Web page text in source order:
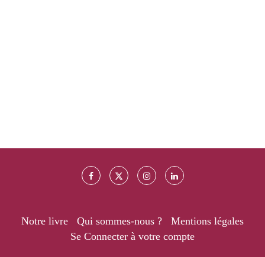
Notre livre Qui sommes-nous ?
Mentions légales
Se Connecter à votre compte